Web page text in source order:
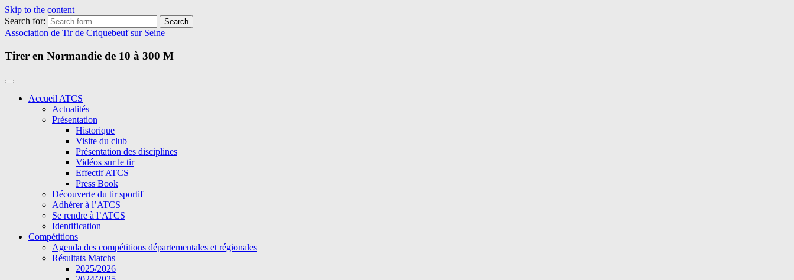
Skip to the content
Search for:
Association de Tir de Criquebeuf sur Seine
Tirer en Normandie de 10 à 300 M
Accueil ATCS
Actualités
Présentation
Historique
Visite du club
Présentation des disciplines
Vidéos sur le tir
Effectif ATCS
Press Book
Découverte du tir sportif
Adhérer à l’ATCS
Se rendre à l’ATCS
Identification
Compétitions
Agenda des compétitions départementales et régionales
Résultats Matchs
2025/2026